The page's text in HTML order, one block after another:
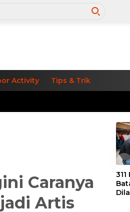
Activity Tips & Trik
Caranya
Artis
«